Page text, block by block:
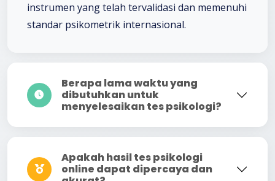
instrumen yang telah tervalidasi dan memenuhi
standar psikometrik internasional.
Berapa lama waktu yang
dibutuhkan untuk
menyelesaikan tes psikologi?
Apakah hasil tes psikologi
online dapat dipercaya dan